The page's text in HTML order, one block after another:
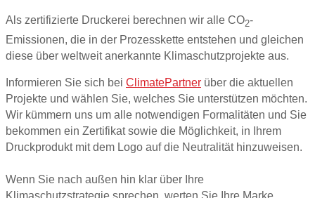
Als zertifizierte Druckerei berechnen wir alle CO2-
Emissionen, die in der Prozesskette entstehen und gleichen
diese über weltweit anerkannte Klimaschutzprojekte aus.
Informieren Sie sich bei ClimatePartner über die aktuellen
Projekte und wählen Sie, welches Sie unterstützen möchten.
Wir kümmern uns um alle notwendigen Formalitäten und Sie
bekommen ein Zertifikat sowie die Möglichkeit, in Ihrem
Druckprodukt mit dem Logo auf die Neutralität hinzuweisen.
Wenn Sie nach außen hin klar über Ihre